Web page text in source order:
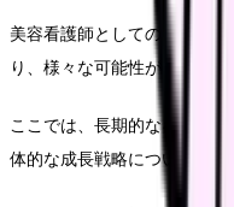
美容看護師としてのキャリ
り、様々な可能性が広がって
ここでは、長期的なキャリ
体的な成長戦略について詳し